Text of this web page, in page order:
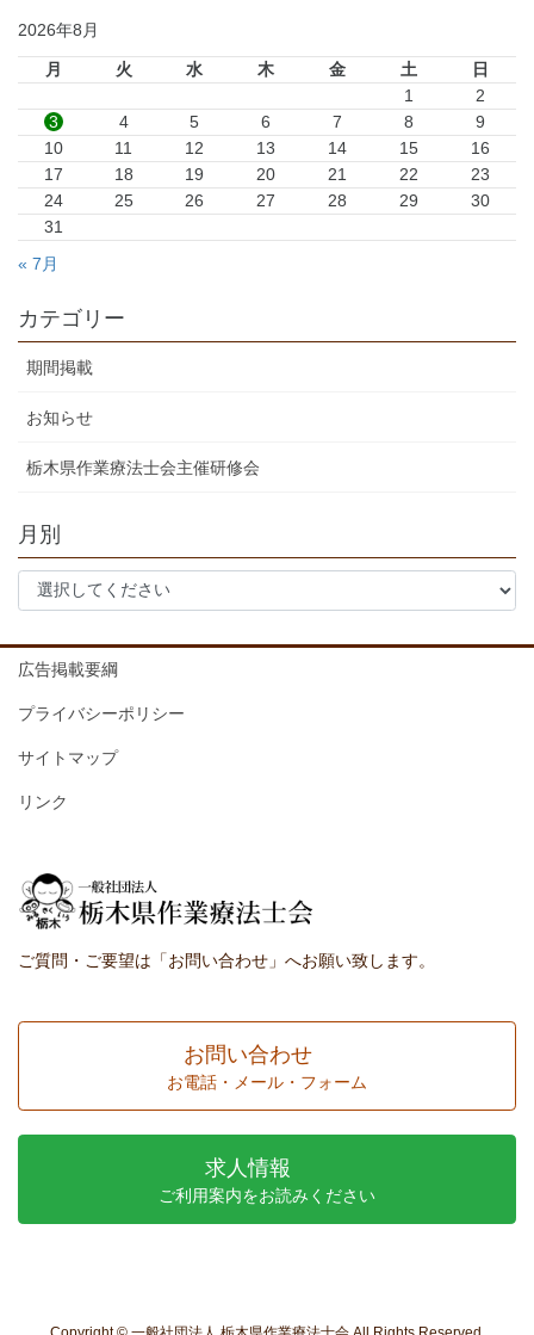
2026年8月
月 火 水 木 金 土
日
1
2
3
4 5 6 7 8
9
10
11 12 13 14 15
16
17
18 19 20 21 22
23
24
25 26 27 28 29
30
31
« 7月
カテゴリー
期間掲載
お知らせ
栃木県作業療法士会主催研修会
月別
広告掲載要綱
プライバシーポリシー
サイトマップ
リンク
ご質問・ご要望は「お問い合わせ」へお願い致します。
お問い合わせ
お電話・メール・フォーム
求人情報
ご利用案内をお読みください